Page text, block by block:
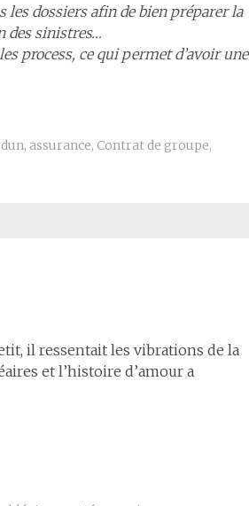
les dossiers afin de bien préparer la
des sinistres…
process, ce qui permet d’avoir une
, assurance, Contrat de groupe,
il ressentait les vibrations de la
et l’histoire d’amour a